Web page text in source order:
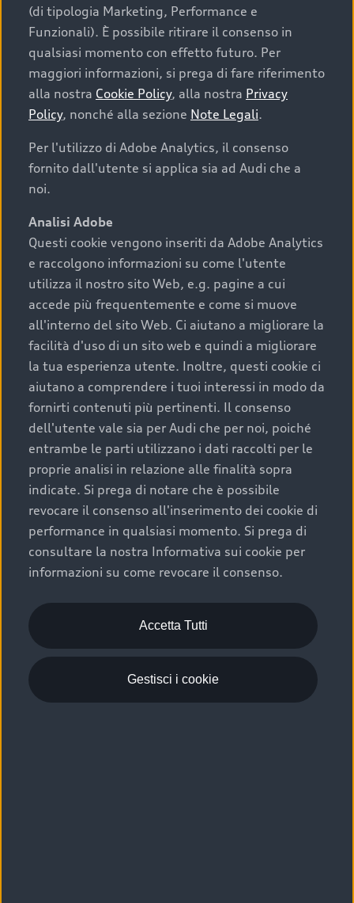
Cosa sapere prima di
acquistare la tua prossima
auto
I requisiti fondamentali da considerare prima di
acquistare un’auto usata, oltre al prezzo e all'aspetto,
chilometraggio: un valore contenuto corrisponde a
uno stato migliore del veicolo e a una maggiore
durata nel tempo;
cronologia dei tagliandi: una documentazione
completa della vettura certifica una manutenzione
costante e accurata;
condizioni della carrozzeria e degli interni: una
buona conservazione evidenzia cura e attenzione del
precedente proprietario;
efficienza meccanica: motore, trasmissione e
componenti principali in ottimo stato garantiscono
prestazioni affidabili e sicure.
Acquistare un’auto usata in una Concessionaria ufficiale
Audi che offre l’usato garantito tramite Audi Prima
Scelta :plus, significa affidarsi ad un prodotto che viene
sottoposto a 110 controlli approfonditi e coperto da
garanzia fino a 4 anni per una maggiore tutela del tuo
acquisto.
(di tipologia Marketing, Performance e
Funzionali). È possibile ritirare il consenso in
qualsiasi momento con effetto futuro. Per
maggiori informazioni, si prega di fare riferimento
alla nostra Cookie Policy, alla nostra Privacy
Policy, nonché alla sezione Note Legali.
Per l'utilizzo di Adobe Analytics, il consenso
fornito dall'utente si applica sia ad Audi che a
noi.
Analisi Adobe
Questi cookie vengono inseriti da Adobe Analytics
e raccolgono informazioni su come l'utente
utilizza il nostro sito Web, e.g. pagine a cui
accede più frequentemente e come si muove
all'interno del sito Web. Ci aiutano a migliorare la
facilità d'uso di un sito web e quindi a migliorare
la tua esperienza utente. Inoltre, questi cookie ci
aiutano a comprendere i tuoi interessi in modo da
fornirti contenuti più pertinenti. Il consenso
dell'utente vale sia per Audi che per noi, poiché
entrambe le parti utilizzano i dati raccolti per le
proprie analisi in relazione alle finalità sopra
indicate. Si prega di notare che è possibile
revocare il consenso all'inserimento dei cookie di
performance in qualsiasi momento. Si prega di
consultare la nostra Informativa sui cookie per
informazioni su come revocare il consenso.
Accetta Tutti
Gestisci i cookie